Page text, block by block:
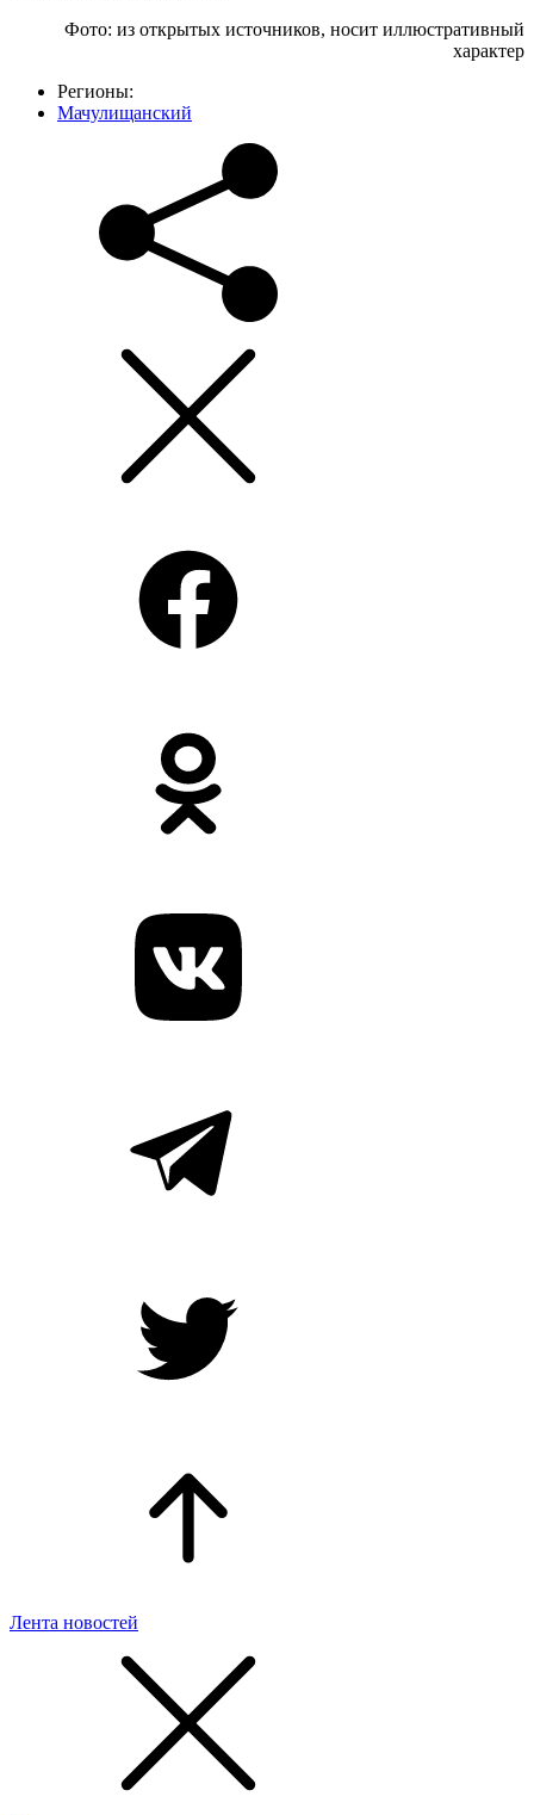
Фото: из открытых источников, носит иллюстративный
характер
Регионы:
Мачулищанский
Лента новостей